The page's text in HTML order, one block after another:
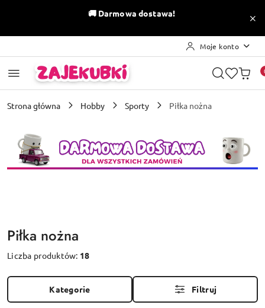
Przejdź do treści głównej
Przejdź do wyszukiwarki
Przejdź do moje konto
Przejdź do menu głównego
Przejdź do stopki
🚚 Darmowa dostawa!
Moje konto
Strona główna Hobby Sporty Piłka nożna
Piłka nożna
Liczba produktów: 18
Kategorie Filtruj